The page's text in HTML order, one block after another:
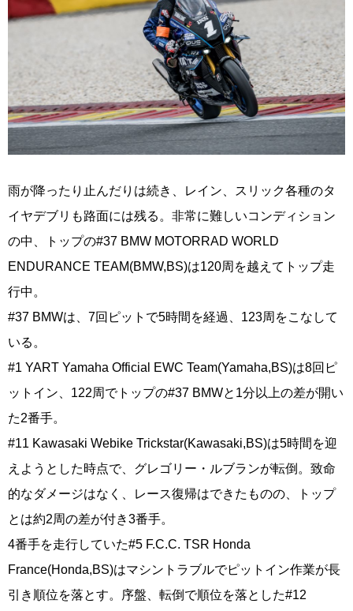
雨が降ったり止んだりは続き、レイン、スリック各種のタ
イヤデブリも路面には残る。非常に難しいコンディション
の中、トップの#37 BMW MOTORRAD WORLD
ENDURANCE TEAM(BMW,BS)は120周を越えてトップ走
行中。
#37 BMWは、7回ピットで5時間を経過、123周をこなして
いる。
#1 YART Yamaha Official EWC Team(Yamaha,BS)は8回ピ
ットイン、122周でトップの#37 BMWと1分以上の差が開い
た2番手。
#11 Kawasaki Webike Trickstar(Kawasaki,BS)は5時間を迎
えようとした時点で、グレゴリー・ルブランが転倒。致命
的なダメージはなく、レース復帰はできたものの、トップ
とは約2周の差が付き3番手。
4番手を走行していた#5 F.C.C. TSR Honda
France(Honda,BS)はマシントラブルでピットイン作業が長
引き順位を落とす。序盤、転倒で順位を落とした#12